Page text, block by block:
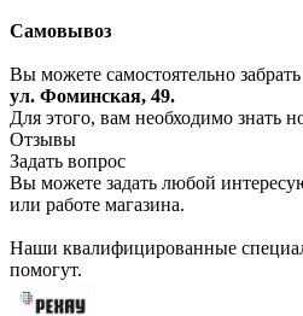
Самовывоз
Вы можете самостоятельно забрать
ул. Фоминская, 49.
Для этого, вам необходимо знать
Отзывы
Задать вопрос
Вы можете задать любой
или работе магазина.
Наши квалифицированные
помогут.